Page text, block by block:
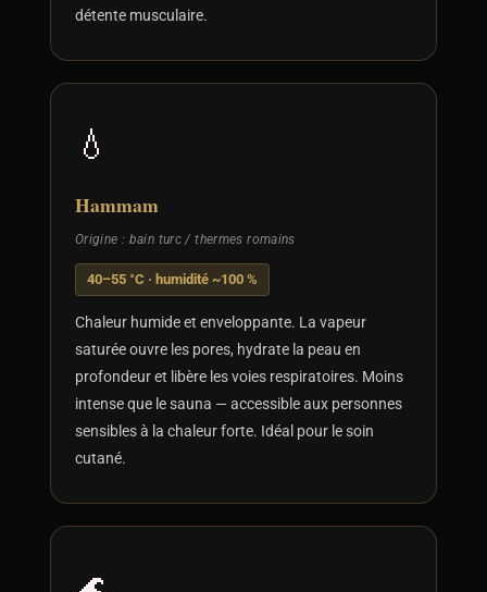
détente musculaire.
💧
Hammam
Origine : bain turc / thermes romains
40–55 °C · humidité ~100 %
Chaleur humide et enveloppante. La vapeur
saturée ouvre les pores, hydrate la peau en
profondeur et libère les voies respiratoires. Moins
intense que le sauna — accessible aux personnes
sensibles à la chaleur forte. Idéal pour le soin
cutané.